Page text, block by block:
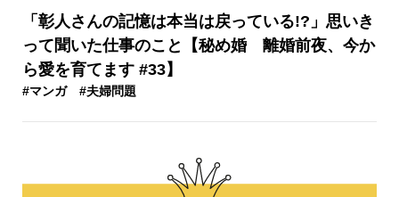
「彰人さんの記憶は本当は戻っている!?」思いき
って聞いた仕事のこと【秘め婚 離婚前夜、今か
ら愛を育てます #33】
#マンガ #夫婦問題